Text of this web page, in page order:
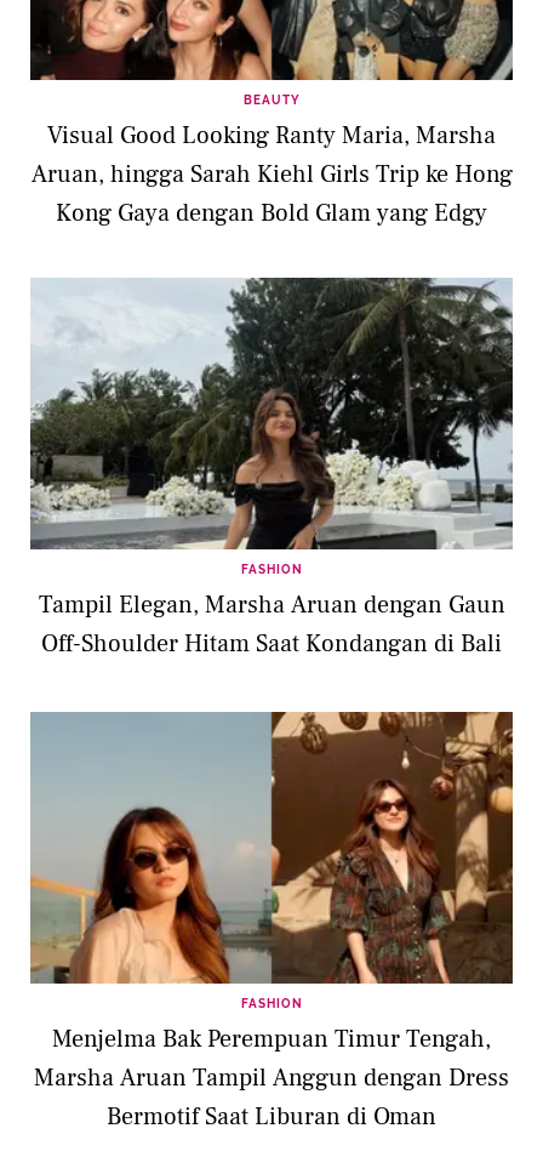
BEAUTY
Visual Good Looking Ranty Maria, Marsha
Aruan, hingga Sarah Kiehl Girls Trip ke Hong
Kong Gaya dengan Bold Glam yang Edgy
FASHION
Tampil Elegan, Marsha Aruan dengan Gaun
Off-Shoulder Hitam Saat Kondangan di Bali
FASHION
Menjelma Bak Perempuan Timur Tengah,
Marsha Aruan Tampil Anggun dengan Dress
Bermotif Saat Liburan di Oman